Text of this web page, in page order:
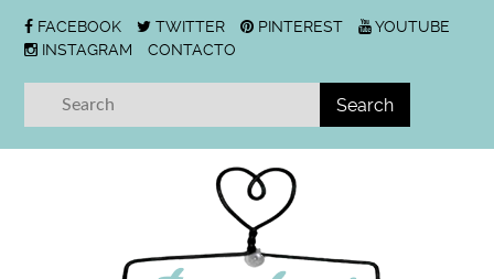
FACEBOOK TWITTER PINTEREST
YOUTUBE
INSTAGRAM
CONTACTO